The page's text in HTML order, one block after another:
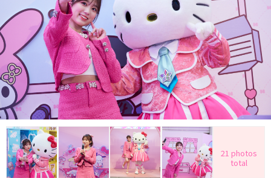
21 photos
total